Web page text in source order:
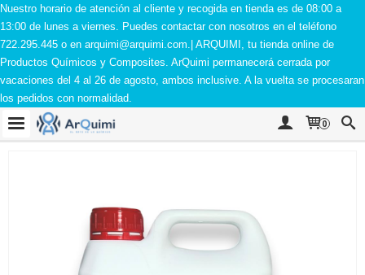
Nuestro horario de atención al cliente y recogida en tienda es de 08:00 a
13:00 de lunes a viernes. Puedes contactar con nosotros en el teléfono
722.295.445 o en arquimi@arquimi.com.| ARQUIMI, tu tienda online de
Productos Químicos y Composites. ArQuimi permanecerá cerrada por
vacaciones del 4 al 26 de agosto, ambos inclusive. A la vuelta se procesaran
los pedidos con normalidad.
0